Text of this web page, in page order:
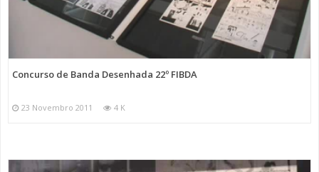
Concurso de Banda Desenhada 22º FIBDA
23 Novembro 2011 4 K